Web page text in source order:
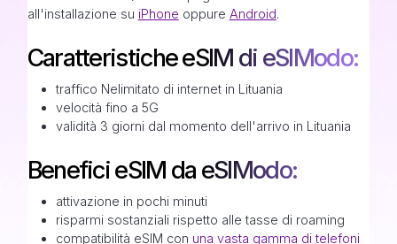
all'installazione su iPhone oppure Android.
Caratteristiche eSIM di eSIModo:
traffico Nelimitato di internet in Lituania
velocità fino a 5G
validità 3 giorni dal momento dell'arrivo in Lituania
Benefici eSIM da eSIModo:
attivazione in pochi minuti
risparmi sostanziali rispetto alle tasse di roaming
compatibilità eSIM con una vasta gamma di telefoni